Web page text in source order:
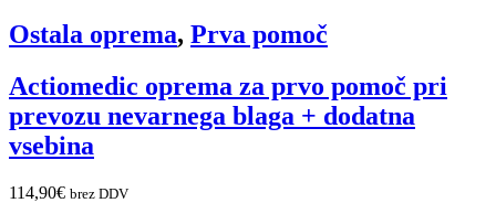
Ostala oprema, Prva pomoč
Actiomedic oprema za prvo pomoč pri
prevozu nevarnega blaga + dodatna
vsebina
114,90€ brez DDV